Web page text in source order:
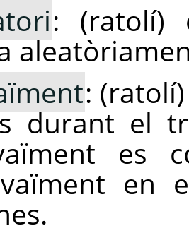
: (ratolí)
:
durant el
es
en